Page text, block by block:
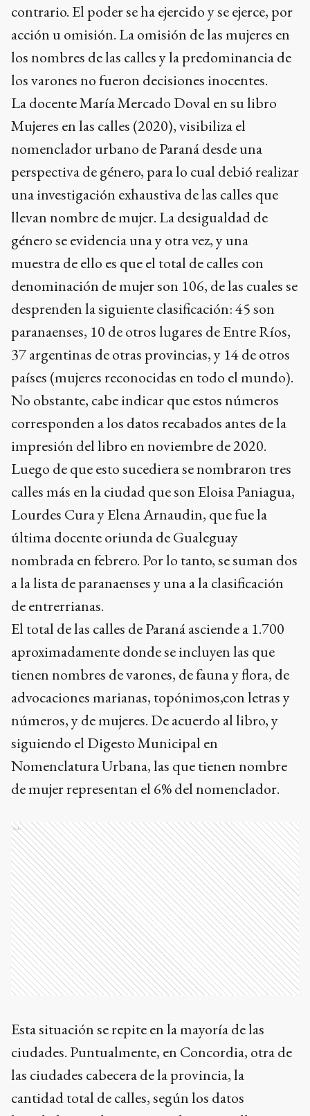
contrario. El poder se ha ejercido y se ejerce, por
acción u omisión. La omisión de las mujeres en
los nombres de las calles y la predominancia de
los varones no fueron decisiones inocentes.
La docente María Mercado Doval en su libro
Mujeres en las calles (2020), visibiliza el
nomenclador urbano de Paraná desde una
perspectiva de género, para lo cual debió realizar
una investigación exhaustiva de las calles que
llevan nombre de mujer. La desigualdad de
género se evidencia una y otra vez, y una
muestra de ello es que el total de calles con
denominación de mujer son 106, de las cuales se
desprenden la siguiente clasificación: 45 son
paranaenses, 10 de otros lugares de Entre Ríos,
37 argentinas de otras provincias, y 14 de otros
países (mujeres reconocidas en todo el mundo).
No obstante, cabe indicar que estos números
corresponden a los datos recabados antes de la
impresión del libro en noviembre de 2020.
Luego de que esto sucediera se nombraron tres
calles más en la ciudad que son Eloisa Paniagua,
Lourdes Cura y Elena Arnaudin, que fue la
última docente oriunda de Gualeguay
nombrada en febrero. Por lo tanto, se suman dos
a la lista de paranaenses y una a la clasificación
de entrerrianas.
El total de las calles de Paraná asciende a 1.700
aproximadamente donde se incluyen las que
tienen nombres de varones, de fauna y flora, de
advocaciones marianas, topónimos,con letras y
números, y de mujeres. De acuerdo al libro, y
siguiendo el Digesto Municipal en
Nomenclatura Urbana, las que tienen nombre
de mujer representan el 6% del nomenclador.
Ads
Esta situación se repite en la mayoría de las
ciudades. Puntualmente, en Concordia, otra de
las ciudades cabecera de la provincia, la
cantidad total de calles, según los datos